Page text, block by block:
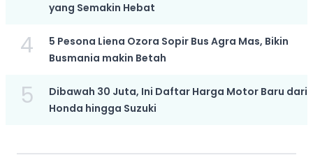
yang Semakin Hebat
4
5 Pesona Liena Ozora Sopir Bus Agra Mas, Bikin
Busmania makin Betah
5
Dibawah 30 Juta, Ini Daftar Harga Motor Baru dari
Honda hingga Suzuki